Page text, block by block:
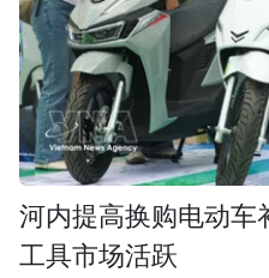
河内提高换购电动车
工具市场活跃